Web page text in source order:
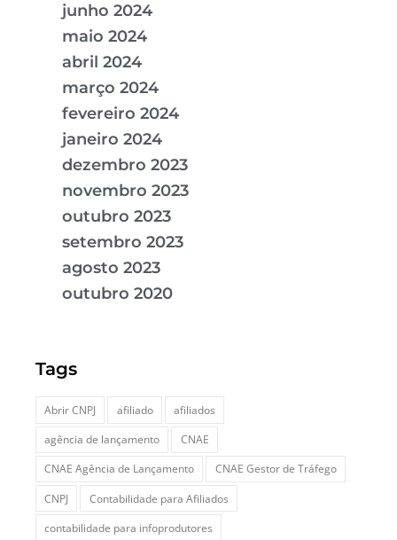
junho 2024
maio 2024
abril 2024
março 2024
fevereiro 2024
janeiro 2024
dezembro 2023
novembro 2023
outubro 2023
setembro 2023
agosto 2023
outubro 2020
Tags
Abrir CNPJ afiliado
afiliados
agência de lançamento
CNAE
CNAE Agência de Lançamento
CNAE Gestor de Tráfego
CNPJ
Contabilidade para Afiliados
contabilidade para infoprodutores